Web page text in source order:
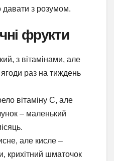
з розумом.
фрукти
з вітамінами, але
раз на тиждень
вітаміну C, але
– маленький
але кисле –
крихітний шматочок